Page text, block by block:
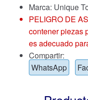
Marca: Unique
PELIGRO DE
contener piezas
es adecuado
Compartir:
WhatsApp